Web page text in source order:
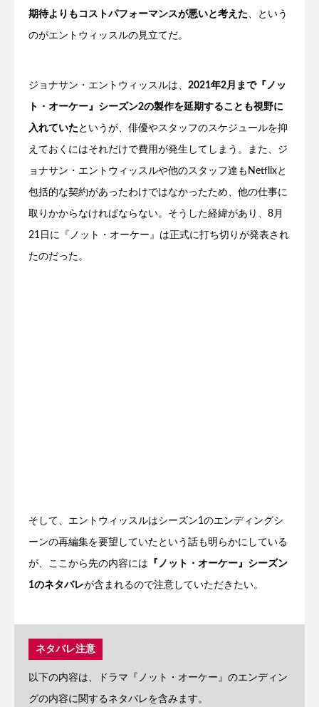
期待よりもコストパフォーマンスが悪いと考えた 、という
のがエントウィッスルの見立てだ。
ジョナサン・エントウィッスルは、 2021年2月まで『ノッ
ト・オーケー』シーズン2の製作を延期することも視野に
入れていた というが、俳優やスタッフのスケジュールを抑
えておくにはそれだけで費用が発生してしまう。また、ジ
ョナサン・エントウィッスルや他のスタッフ達もNetflixと
包括的な契約があったわけではなかったため、他の仕事に
取りかからなければならない。そうした経緯があり、8月
21日に『ノット・オーケー』は正式に打ち切りが発表され
たのだった。
そして、エントウィッスルはシーズン1のエンディングシ
ーンの再編集を要望していたという話も明らかにしている
が、ここから先の内容には 『ノット・オーケー』シーズン
1のネタバレが含まれるので注意していただきたい。
ネタバレ注意
以下の内容は、ドラマ『ノット・オーケー』のエンディン
グの内容に関するネタバレを含みます。